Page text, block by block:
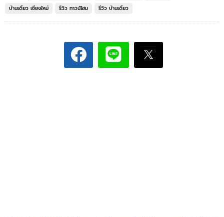
บ้านเดี่ยว เชียงใหม่
รีวิว ทาวน์โฮม รีวิว บ้านเดี่ยว